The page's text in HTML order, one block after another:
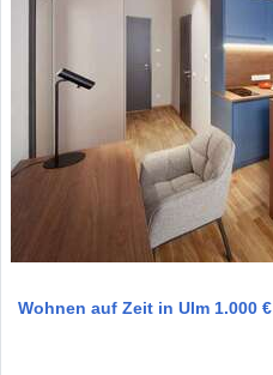
Wohnen auf Zeit in Ulm 1.000 €